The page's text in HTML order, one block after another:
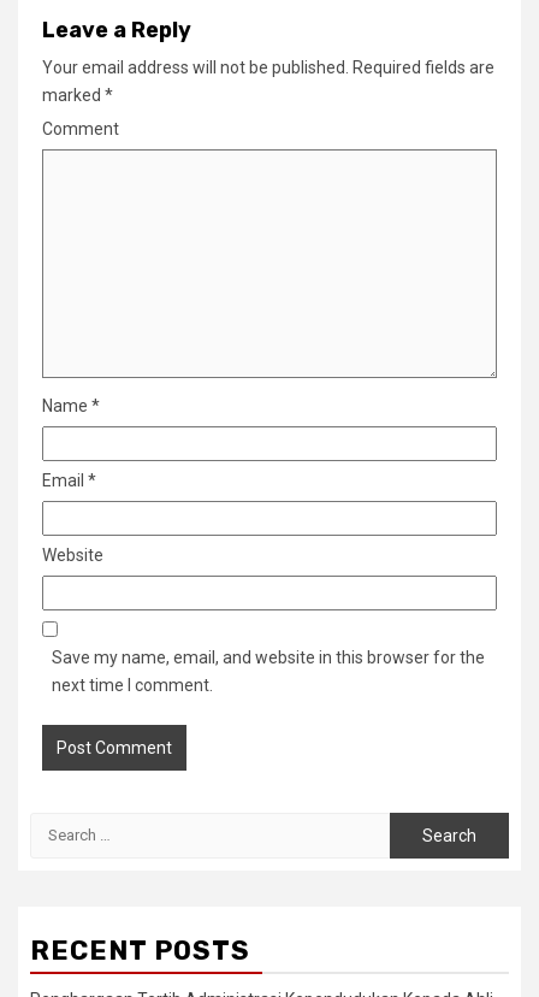
Leave a Reply
Your email address will not be published.
Required fields are
marked *
Comment
Name *
Email *
Website
Save my name, email, and website in this browser for the
next time I comment.
RECENT POSTS